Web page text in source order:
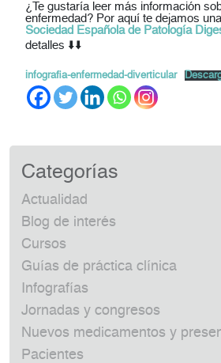
¿Te gustaría leer más información
enfermedad? Por aquí te dejamos
Sociedad Española de Patología
detalles ⬇️⬇️
infografia-enfermedad-diverticular
Categorías
Actualidad
Blog de interés
Cursos
Guías de práctica clínica
Infografías
Jornadas y congresos
Nuevos medicamentos y
Pacientes